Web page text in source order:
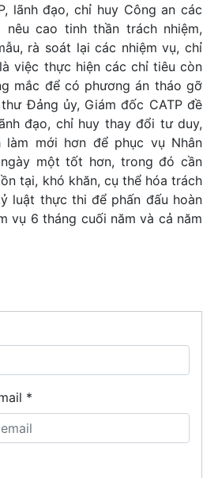
lãnh đạo, chỉ huy Công an các
cao tinh thần trách nhiệm,
rà soát lại các nhiệm vụ, chỉ
việc thực hiện các chỉ tiêu còn
mắc để có phương án tháo gỡ
Đảng ủy, Giám đốc CATP đề
đạo, chỉ huy thay đổi tư duy,
làm mới hơn để phục vụ Nhân
một tốt hơn, trong đó cần
tại, khó khăn, cụ thể hóa trách
luật thực thi để phấn đấu hoàn
vụ 6 tháng cuối năm và cả năm
*